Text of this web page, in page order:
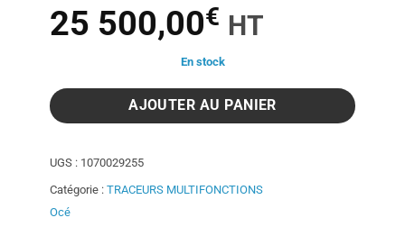
Le
initial
était :
28
25 500,00€ Le
prix
actuel
HT
En stock
AJOUTER AU PANIER
UGS : 1070029255
Catégorie : TRACEURS MULTIFONCTIONS
Océ